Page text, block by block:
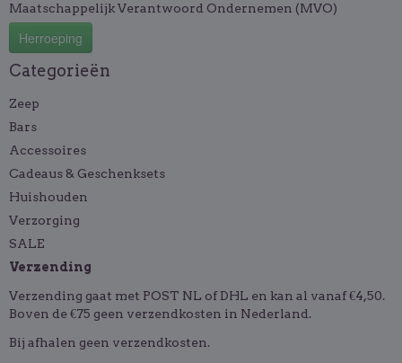
Maatschappelijk Verantwoord Ondernemen (MVO)
Herroeping
Categorieën
Zeep
Bars
Accessoires
Cadeaus & Geschenksets
Huishouden
Verzorging
SALE
Verzending
Verzending gaat met POST NL of DHL en kan al vanaf €4,50.
Boven de €75 geen verzendkosten in Nederland.
Bij afhalen geen verzendkosten.